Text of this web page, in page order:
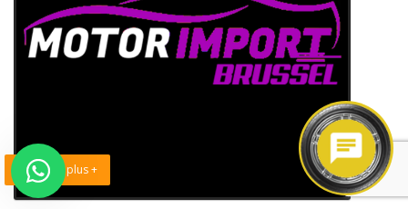
En savoir plus +